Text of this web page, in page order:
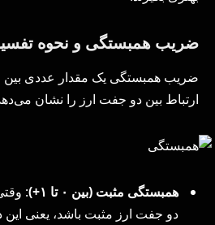
ضریب همبستگی و نحوه
ارتباط بین دو جفت ارز را نشان
همبستگی مثبت (بین ۰ تا ۱+)
:
دو جفت ارز مثبت باشد، یعنی